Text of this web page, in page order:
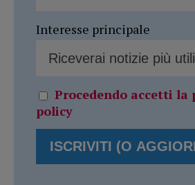
Interesse principale
Procedendo accetti la
policy